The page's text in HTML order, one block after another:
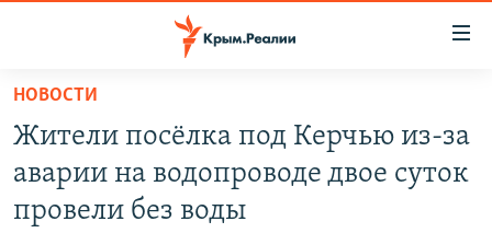
Вернуться
основному
содержанию
Вернутся
ВОДА
НОВОСТИ
Жители посёлка под Керчью из-за
аварии на водопроводе двое суток
провели без воды